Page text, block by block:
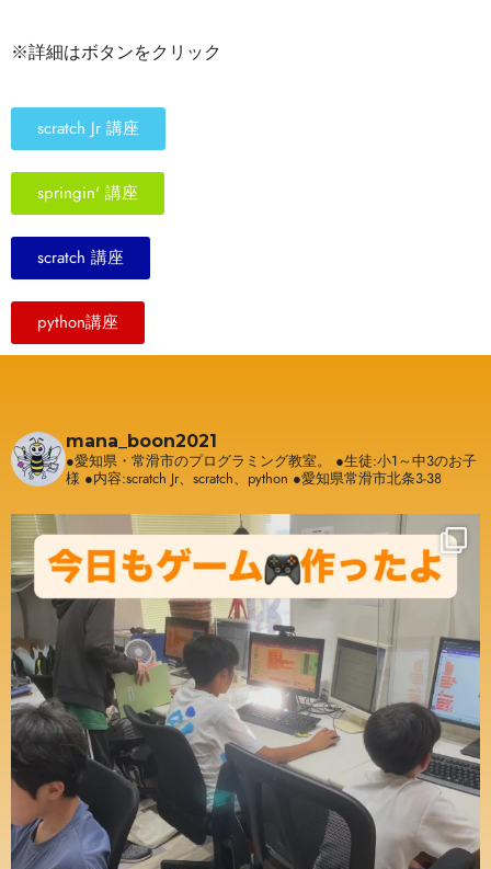
※詳細はボタンをクリック
scratch Jr 講座
springin' 講座
scratch 講座
python講座
mana_boon2021
●愛知県・常滑市のプログラミング教室。
●生徒:小1～中3のお子
様 ●内容:scratch Jr、scratch、python ●愛知県常滑市北条3-38